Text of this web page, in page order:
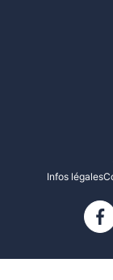
Infos légales